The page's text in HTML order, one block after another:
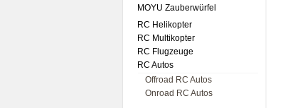
MOYU Zauberwürfel
RC Helikopter
RC Multikopter
RC Flugzeuge
RC Autos
Offroad RC Autos
Onroad RC Autos